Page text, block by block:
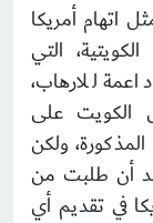
اتهام أمريكا
التي
للارهاب،
الكويت على
ولكن
أن طلبت من
في تقديم أي